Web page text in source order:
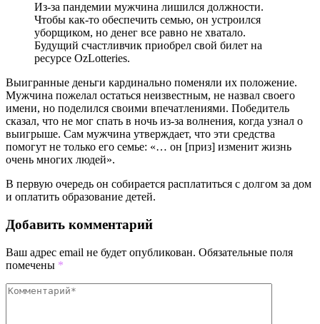
Из-за пандемии мужчина лишился должности.
Чтобы как-то обеспечить семью, он устроился
уборщиком, но денег все равно не хватало.
Будущий счастливчик приобрел свой билет на
ресурсе OzLotteries.
Выигранные деньги кардинально поменяли их положение.
Мужчина пожелал остаться неизвестным, не назвал своего
имени, но поделился своими впечатлениями. Победитель
сказал, что не мог спать в ночь из-за волнения, когда узнал о
выигрыше. Сам мужчина утверждает, что эти средства
помогут не только его семье: «… он [приз] изменит жизнь
очень многих людей».
В первую очередь он собирается расплатиться с долгом за дом
и оплатить образование детей.
Добавить комментарий
Ваш адрес email не будет опубликован. Обязательные поля
помечены *